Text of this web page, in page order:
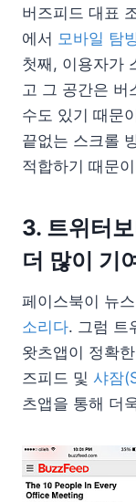
버즈피드 대표
에서 모바일 탐
첫째, 이용자가
고 그 공간은 버
수도 있기 때문
끝없는 스크롤
적합하기 때문
3. 트위터
더 많이 기
페이스북이 뉴
소리다. 그럼 트
왓츠앱이 정확
즈피드 및 샤잠
츠앱을 통해 더